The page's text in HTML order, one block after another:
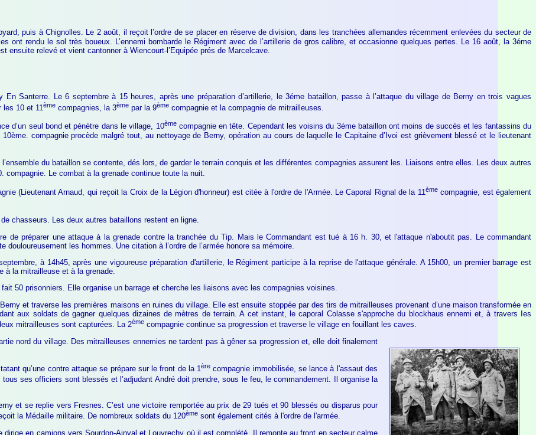
puis à Chignolles. Le 2 août, il reçoit l’ordre de se placer en réserve de division, dans les tranchées allemandes récemment enlevées du secteur de
ont rendu le sol très boueux. L’ennemi bombarde le Régiment avec de l’artillerie de gros calibre, et occasionne quelques pertes. Le 16 août, la 3éme
ensuite relevé et vient cantonner à Wiencourt-l’Equipée prés de Marcelcave.
Santerre. Le 6 septembre à 15 heures, après une préparation d’artillerie, le 3éme bataillon, passe à l’attaque du village de Berny en trois vagues
10 et 11 ème compagnies, la 3ème par la 9ème compagnie et la compagnie de mitrailleuses.
d’un seul bond et pénètre dans le village, 10èmecompagnie en tête. Cependant les voisins du 3éme bataillon ont moins de succès et les fantassins du
compagnie procède malgré tout, au nettoyage de Berny, opération au cours de laquelle le Capitaine d’Ivoi est grièvement blessé et le lieutenant
du bataillon se contente, dés lors, de garder le terrain conquis et les différentes compagnies assurent les. Liaisons entre elles. Les deux autres
compagnie. Le combat à la grenade continue toute la nuit.
(Lieutenant Arnaud, qui reçoit la Croix de la Légion d'honneur) est citée à l'ordre de l'Armée. Le Caporal Rignal de la 11èmecompagnie, est également
de chasseurs. Les deux autres bataillons restent en ligne.
de préparer une attaque à la grenade contre la tranchée du Tip. Mais le Commandant est tué à 16 h. 30, et l'attaque n'aboutit pas. Le commandant
les hommes. Une citation à l’ordre de l’armée honore sa mémoire.
à 14h45, après une vigoureuse préparation d'artillerie, le Régiment participe à la reprise de l'attaque générale. A 15h00, un premier barrage est
à la mitrailleuse et à la grenade.
50 prisonniers. Elle organise un barrage et cherche les liaisons avec les compagnies voisines.
et traverse les premières maisons en ruines du village. Elle est ensuite stoppée par des tirs de mitrailleuses provenant d’une maison transformée en
aux soldats de gagner quelques dizaines de mètres de terrain. A cet instant, le caporal Colasse s'approche du blockhaus ennemi et, à travers Ies
mitrailleuses sont capturées. La 2ème compagnie continue sa progression et traverse le village en fouillant les caves.
nord du village. Des mitrailleuses ennemies ne tardent pas à gêner sa progression et, elle doit finalement
qu’une contre attaque se prépare sur le front de la 1ère compagnie immobilisée, se lance à l'assaut des
ses officiers sont blessés et l’adjudant André doit prendre, sous le feu, le commandement. Il organise la
et se replie vers Fresnes. C’est une victoire remportée au prix de 29 tués et 90 blessés ou disparus pour
la Médaille militaire. De nombreux soldats du 120ème sont également cités à l'ordre de l'armée.
dirige en camions vers Sourdon-Ainval et Louvrechy où il est complété. Il remonte au front en secteur calme